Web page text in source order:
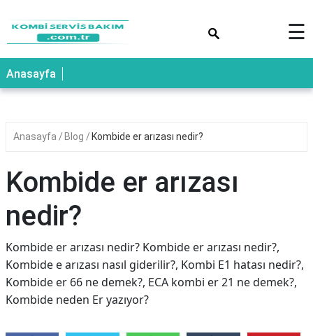
☰
Anasayfa
Anasayfa Blog Kombide er arızası nedir?
Kombide er arızası
nedir?
Kombide er arızası nedir? Kombide er arızası nedir?,
Kombide e arızası nasıl giderilir?, Kombi E1 hatası nedir?,
Kombide er 66 ne demek?, ECA kombi er 21 ne demek?,
Kombide neden Er yazıyor?